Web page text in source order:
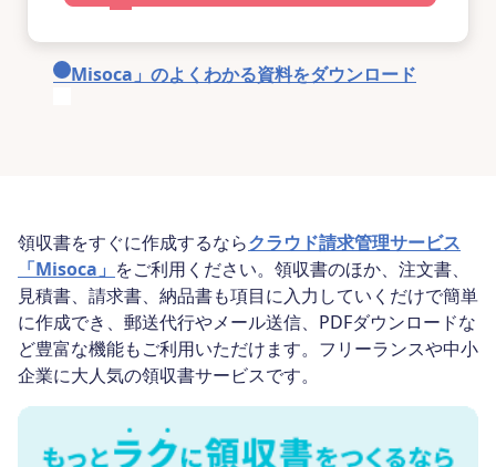
「Misoca」のよくわかる資料をダウンロード
領収書をすぐに作成するならクラウド請求管理サービス
「Misoca」 をご利用ください。領収書のほか、注文書、
見積書、請求書、納品書も項目に入力していくだけで簡単
に作成でき、郵送代行やメール送信、PDFダウンロードな
ど豊富な機能もご利用いただけます。フリーランスや中小
企業に大人気の領収書サービスです。